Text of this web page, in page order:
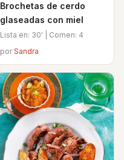
Brochetas de cerdo
glaseadas con miel
Lista en: 30' | Comen: 4
porSandra